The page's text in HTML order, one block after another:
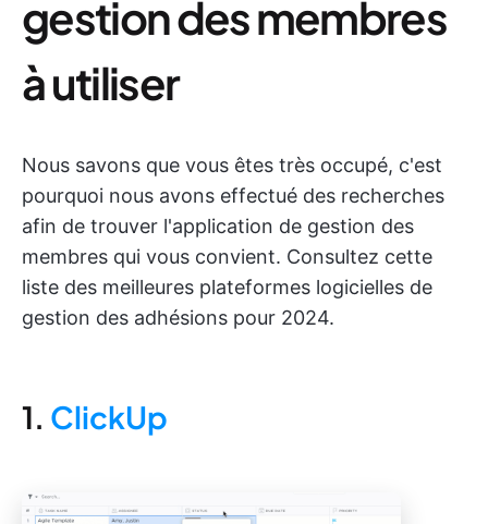
gestion des membres
à utiliser
Nous savons que vous êtes très occupé, c'est
pourquoi nous avons effectué des recherches
afin de trouver l'application de gestion des
membres qui vous convient. Consultez cette
liste des meilleures plateformes logicielles de
gestion des adhésions pour 2024.
1. ClickUp